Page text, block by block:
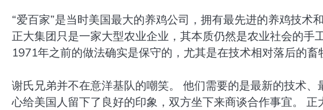
“爱百家”是当时美国最大的养鸡公司，拥有最先进的养鸡技术
正大集团只是一家大型农业企业，其本质仍然是农业社会的手
1971年之前的做法确实是保守的，尤其是在技术相对落后的畜
谢氏兄弟并不在意洋基队的嘲笑。 他们需要的是最新的技术
心给美国人留下了良好的印象，双方坐下来商谈合作事宜。